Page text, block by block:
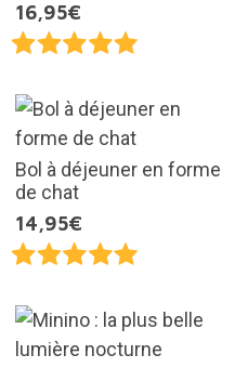
16,95€
Bol à déjeuner en forme
de chat
14,95€